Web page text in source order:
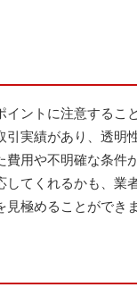
ントに注意するこ
実績があり、透明
用や不明確な条件
てくれるかも、業
極めることができま